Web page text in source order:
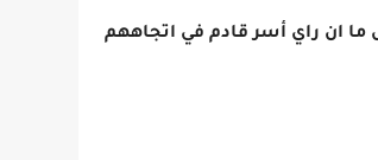
ان راي أسر قادم في اتجاههم